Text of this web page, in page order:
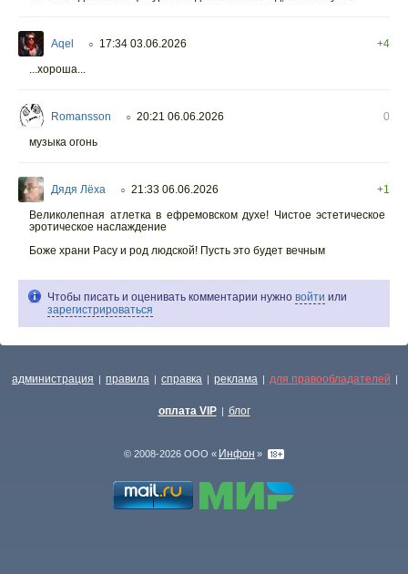
Aqel ○ 17:34 03.06.2026
+4
...хороша...
Romansson ○ 20:21 06.06.2026
0
музыка огонь
Дядя Лёха ○ 21:33 06.06.2026
+1
Великолепная атлетка в ефремовском духе! Чистое эстетическое
эротическое наслаждение
Боже храни Расу и род людской! Пусть это будет вечным
Чтобы писать и оценивать комментарии нужно войти или
зарегистрироваться
администрация | правила | справка | реклама | для правообладателей |
оплата VIP | блог
© 2008-2026 ООО « Инфон »